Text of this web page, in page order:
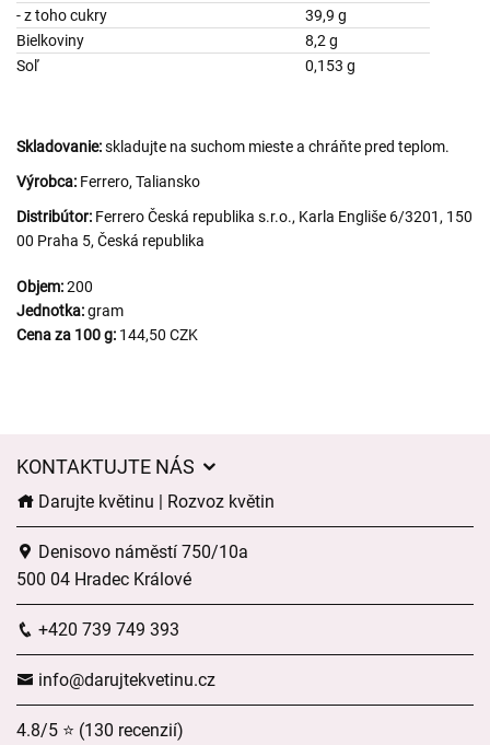
- z toho cukry
39,9 g
Bielkoviny
8,2 g
Soľ
0,153 g
Skladovanie:skladujte na suchom mieste a chráňte pred teplom.
Výrobca: Ferrero, Taliansko
Distribútor: Ferrero Česká republika s.r.o., Karla Engliše 6/3201, 150
00 Praha 5, Česká republika
Objem:200
Jednotka:gram
Cena za 100 g: 144,50 CZK
KONTAKTUJTE NÁS
Darujte květinu | Rozvoz květin
Denisovo náměstí 750/10a
500 04 Hradec Králové
+420 739 749 393
info@darujtekvetinu.cz
4.8/5 ⭐ (130 recenzií)